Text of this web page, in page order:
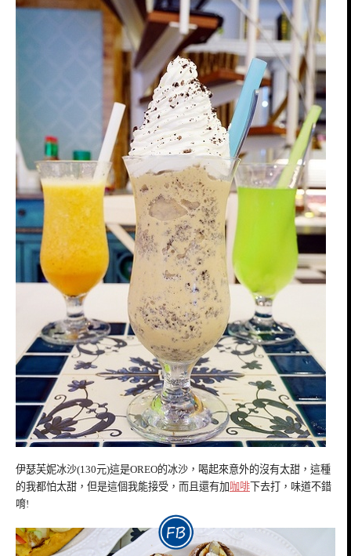
伊瑟芙妮冰沙(130元)這是OREO的冰沙，喝起來意外的沒有太甜，這種
的我都怕太甜，但是這個我能接受，而且還有加 咖啡 下去打，味道不錯
唷!